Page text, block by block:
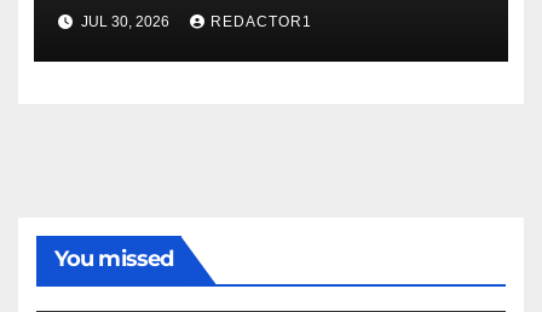
JUL 30, 2026 REDACTOR1
You missed